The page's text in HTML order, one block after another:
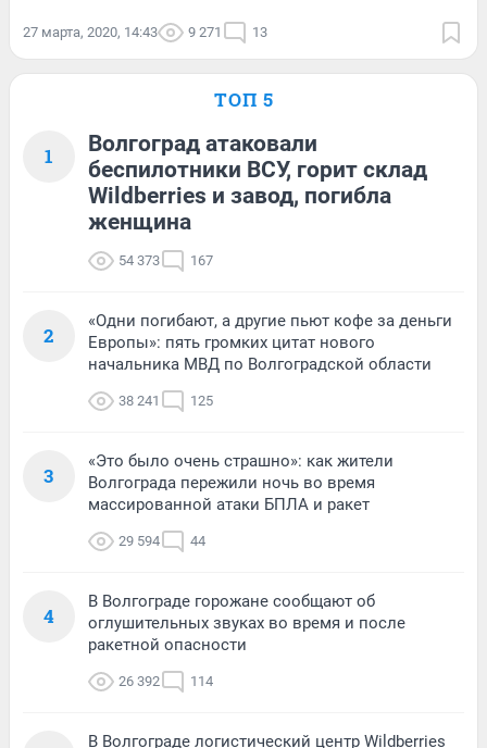
27 марта, 2020, 14:43 9 271 13
ТОП 5
1
Волгоград атаковали
беспилотники ВСУ, горит склад
Wildberries и завод, погибла
женщина
54 373 167
2
«Одни погибают, а другие пьют кофе за деньги
Европы»: пять громких цитат нового
начальника МВД по Волгоградской области
38 241 125
3
«Это было очень страшно»: как жители
Волгограда пережили ночь во время
массированной атаки БПЛА и ракет
29 594 44
4
В Волгограде горожане сообщают об
оглушительных звуках во время и после
ракетной опасности
26 392 114
В Волгограде логистический центр Wildberries